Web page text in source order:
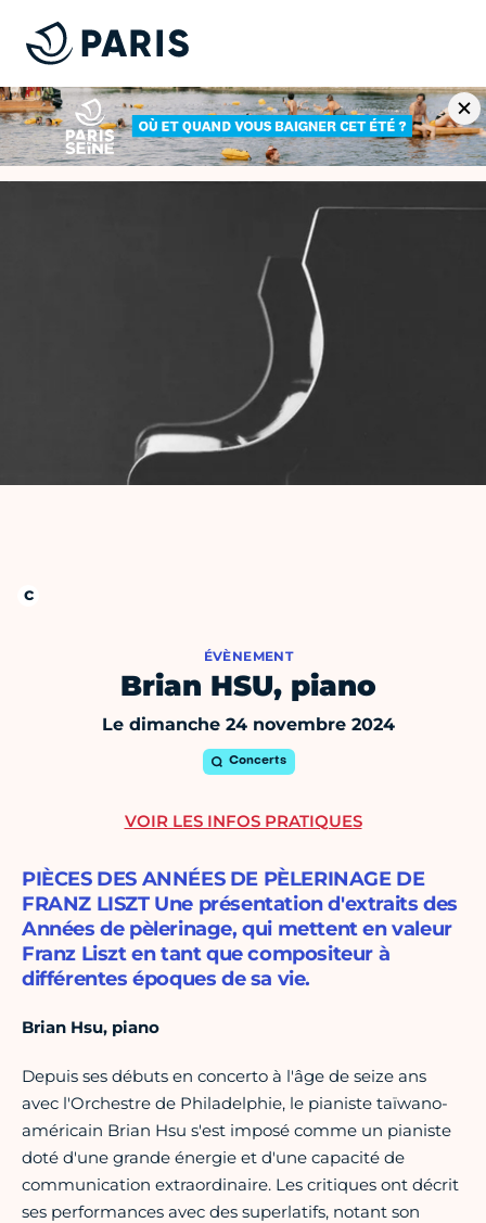
ÉVÈNEMENT
Brian HSU, piano
Le dimanche 24 novembre 2024
Concerts
PIÈCES DES ANNÉES DE PÈLERINAGE DE
FRANZ LISZT Une présentation d'extraits des
Années de pèlerinage, qui mettent en valeur
Franz Liszt en tant que compositeur à
différentes époques de sa vie.
Brian Hsu, piano
Depuis ses débuts en concerto à l'âge de seize ans
avec l'Orchestre de Philadelphie, le pianiste taïwano-
américain Brian Hsu s'est imposé comme un pianiste
doté d'une grande énergie et d'une capacité de
communication extraordinaire. Les critiques ont décrit
ses performances avec des superlatifs, notant son
VOIR LES INFOS PRATIQUES